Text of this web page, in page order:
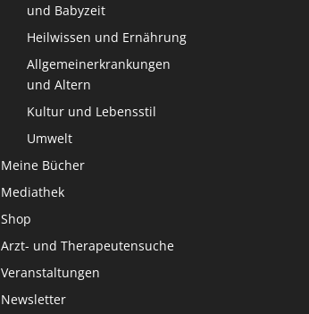
und Babyzeit
Heilwissen und Ernährung
Allgemeinerkrankungen
und Altern
Kultur und Lebensstil
Umwelt
Meine Bücher
Mediathek
Shop
Arzt- und Therapeutensuche
Veranstaltungen
Newsletter